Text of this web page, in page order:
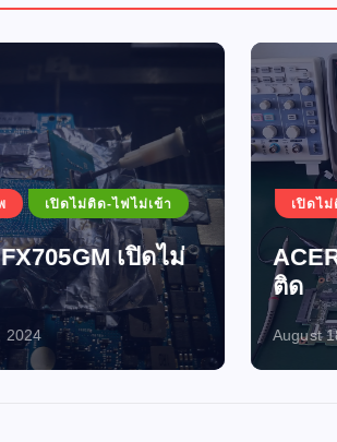
ติด-ไฟไม่เข้า
เปิดไม่
เปิดไม่ติด-ไฟไม่เข้า
ACER E5-
ติด
August 18, 2024